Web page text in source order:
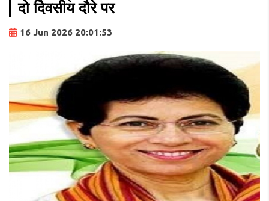
दो दिवसीय दौरे पर
16 Jun 2026 20:01:53